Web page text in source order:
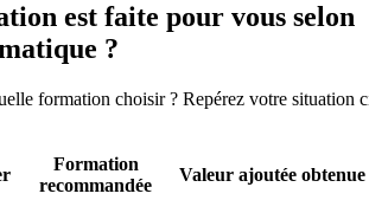
est faite pour vous selon
?
formation choisir ? Repérez votre situation
Formation
recommandée
Valeur ajoutée obtenue